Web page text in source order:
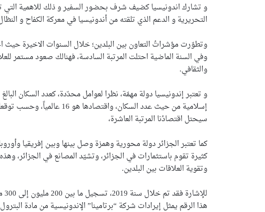
و تشارك اندونيسيا كضيف شرف بحضور السفير و ذلك للاهمية التي
التحريرية و الدعم الذي تلقته من أندونيسيا في معركة الكفاح و
وتطوّرت مؤشراتُ التعاون بين البلدين؛ خلال السنوات الاخيرة حيث
وفي السنة الماضية احتلت المرتبة السادسة، فهنالك صعود مستمر
والثقافي.
سيحتل اقتصادُنا المرتبة العاشرة،
كما تعتبر الجزائر دولة محورية وهمزة وصل بينها وبين إفريقيا
كثيرة تقوم باستثمارات في الجزائر، وتشيّد المصانع في الجزائر،
وتقوية العلاقات بين البلدين.
هذا الرقم يمثل إيرادات شركة “برتامينا” الإندونيسية من مادة